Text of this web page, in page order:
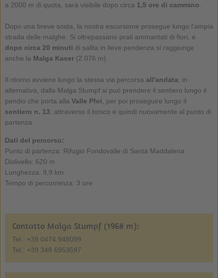
a 2000 m di quota, sarà visibile dopo circa 1,5 ore di cammino
Dopo una breve sosta, la nostra escursione prosegue lungo l'ampia
strada delle malghe. Si oltrepassano prati ammantati di fiori, e
dopo circa 20 minuti di salita in lieve pendenza si raggiunge
anche la Malga Kaser(2.076 m).
Il ritorno avviene lungo la stessa via percorsa all'andata; in
alternativa, dalla Malga Stumpf si può prendere il sentiero lungo il
pendio che porta alla Valle Pfoi , per poi proseguire lungo il
sentiero n. 13 , attraverso il bosco e quindi nuovamente al punto di
partenza.
Dati del percorso:
Punto di partenza: Rifugio Fondovalle di Santa Maddalena
Dislivello: 620 m
Lunghezza: 9,9 km
Tempo di percorrenza: 3 ore
Contatto Malga Stumpf (1968 m):
Tel.: +39 0474 948099
Tel.: +39 348 6953597